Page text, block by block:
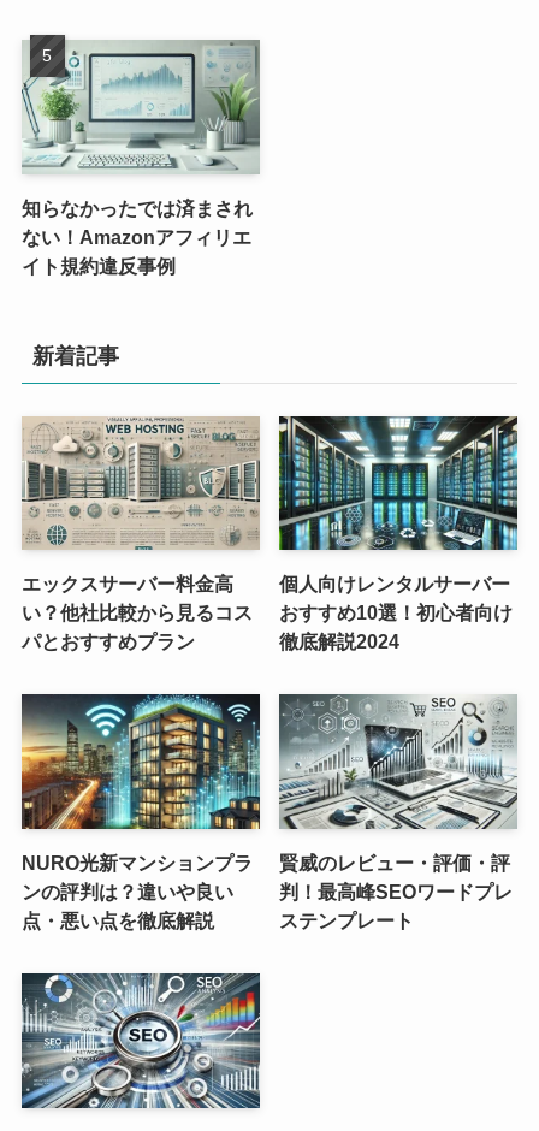
知らなかったでは済まされ
ない！Amazonアフィリエ
イト規約違反事例
新着記事
エックスサーバー料金高
い？他社比較から見るコス
パとおすすめプラン
個人向けレンタルサーバー
おすすめ10選！初心者向け
徹底解説2024
NURO光新マンションプラ
ンの評判は？違いや良い
点・悪い点を徹底解説
賢威のレビュー・評価・評
判！最高峰SEOワードプレ
ステンプレート